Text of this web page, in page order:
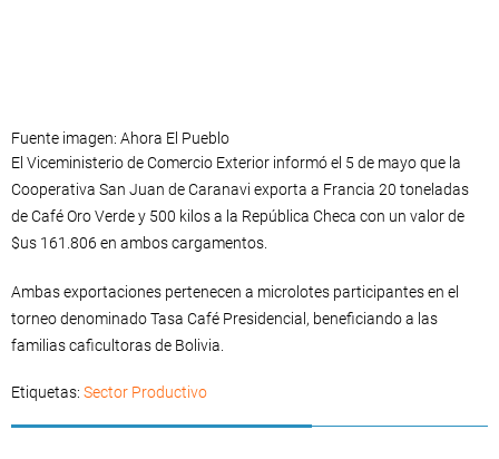
Fuente imagen: Ahora El Pueblo
El Viceministerio de Comercio Exterior informó el 5 de mayo que la
Cooperativa San Juan de Caranavi exporta a Francia 20 toneladas
de Café Oro Verde y 500 kilos a la República Checa con un valor de
$us 161.806 en ambos cargamentos.
Ambas exportaciones pertenecen a microlotes participantes en el
torneo denominado Tasa Café Presidencial, beneficiando a las
familias caficultoras de Bolivia.
Etiquetas: Sector Productivo